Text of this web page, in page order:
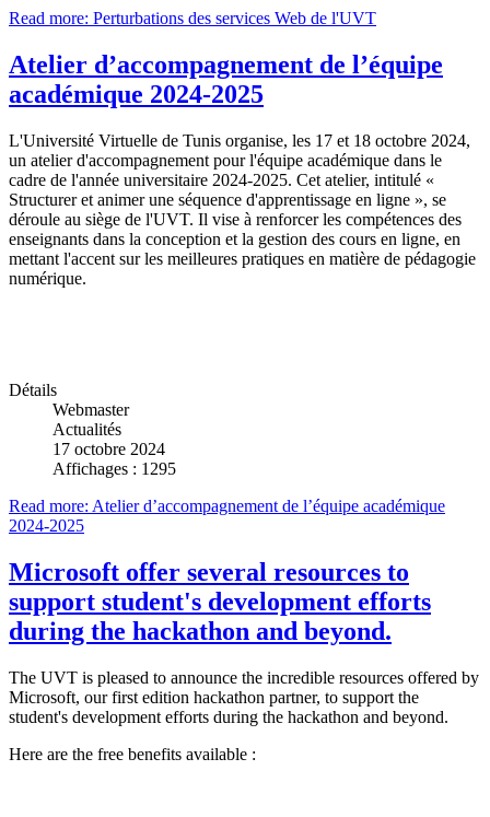
Read more: Perturbations des services Web de l'UVT
Atelier d’accompagnement de l’équipe
académique 2024-2025
L'Université Virtuelle de Tunis organise, les 17 et 18 octobre 2024,
un atelier d'accompagnement pour l'équipe académique dans le
cadre de l'année universitaire 2024-2025. Cet atelier, intitulé «
Structurer et animer une séquence d'apprentissage en ligne », se
déroule au siège de l'UVT. Il vise à renforcer les compétences des
enseignants dans la conception et la gestion des cours en ligne, en
mettant l'accent sur les meilleures pratiques en matière de pédagogie
numérique.
Détails
Webmaster
Actualités
17 octobre 2024
Affichages : 1295
Read more: Atelier d’accompagnement de l’équipe académique
2024-2025
Microsoft offer several resources to
support student's development efforts
during the hackathon and beyond.
The UVT is pleased to announce the incredible resources offered by
Microsoft, our first edition hackathon partner, to support the
student's development efforts during the hackathon and beyond.
Here are the free benefits available :